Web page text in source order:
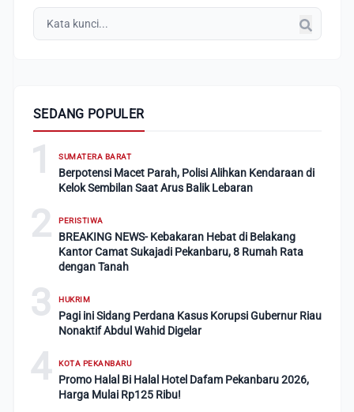
SEDANG POPULER
1 SUMATERA BARAT
Berpotensi Macet Parah, Polisi Alihkan Kendaraan di
Kelok Sembilan Saat Arus Balik Lebaran
2 PERISTIWA
BREAKING NEWS- Kebakaran Hebat di Belakang
Kantor Camat Sukajadi Pekanbaru, 8 Rumah Rata
dengan Tanah
3 HUKRIM
Pagi ini Sidang Perdana Kasus Korupsi Gubernur Riau
Nonaktif Abdul Wahid Digelar
4 KOTA PEKANBARU
Promo Halal Bi Halal Hotel Dafam Pekanbaru 2026,
Harga Mulai Rp125 Ribu!